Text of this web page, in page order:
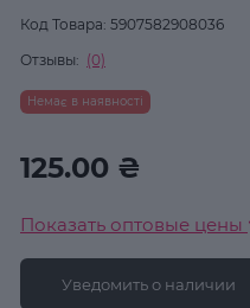
Код Товара: 5907582908036
Отзывы: (0)
Немає в наявності
125.00 ₴
Показать оптовые цены
Уведомить о наличии